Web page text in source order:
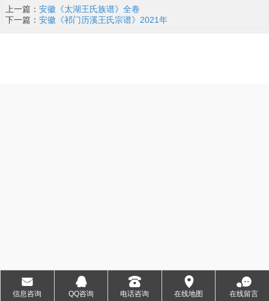
上一篇： 安徽《太湖王氏族谱》全卷
下一篇： ​安徽《祁门历溪王氏宗谱》2021年
󰄸
信息咨询
󰇇
QQ咨询
󰇯
电话咨询
󰅊
在线地图
󰂮
在线留言